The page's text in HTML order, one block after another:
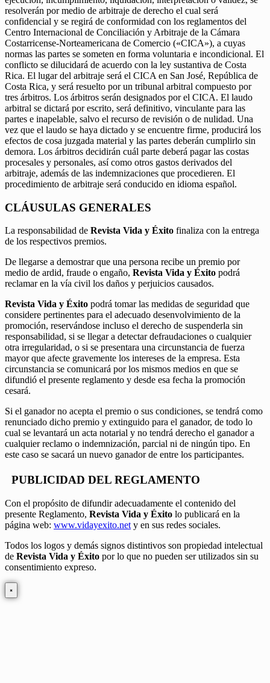
resolverán por medio de arbitraje de derecho el cual será
confidencial y se regirá de conformidad con los reglamentos del
Centro Internacional de Conciliación y Arbitraje de la Cámara
Costarricense-Norteamericana de Comercio («CICA»), a cuyas
normas las partes se someten en forma voluntaria e incondicional. El
conflicto se dilucidará de acuerdo con la ley sustantiva de Costa
Rica. El lugar del arbitraje será el CICA en San José, República de
Costa Rica, y será resuelto por un tribunal arbitral compuesto por
tres árbitros. Los árbitros serán designados por el CICA. El laudo
arbitral se dictará por escrito, será definitivo, vinculante para las
partes e inapelable, salvo el recurso de revisión o de nulidad. Una
vez que el laudo se haya dictado y se encuentre firme, producirá los
efectos de cosa juzgada material y las partes deberán cumplirlo sin
demora. Los árbitros decidirán cuál parte deberá pagar las costas
procesales y personales, así como otros gastos derivados del
arbitraje, además de las indemnizaciones que procedieren. El
procedimiento de arbitraje será conducido en idioma español.
CLÁUSULAS GENERALES
La responsabilidad de Revista Vida y Éxito finaliza con la entrega
de los respectivos premios.
De llegarse a demostrar que una persona recibe un premio por
medio de ardid, fraude o engaño, Revista Vida y Éxito podrá
reclamar en la vía civil los daños y perjuicios causados.
Revista Vida y Éxito podrá tomar las medidas de seguridad que
considere pertinentes para el adecuado desenvolvimiento de la
promoción, reservándose incluso el derecho de suspenderla sin
responsabilidad, si se llegar a detectar defraudaciones o cualquier
otra irregularidad, o si se presentara una circunstancia de fuerza
mayor que afecte gravemente los intereses de la empresa. Esta
circunstancia se comunicará por los mismos medios en que se
difundió el presente reglamento y desde esa fecha la promoción
cesará.
Si el ganador no acepta el premio o sus condiciones, se tendrá como
renunciado dicho premio y extinguido para el ganador, de todo lo
cual se levantará un acta notarial y no tendrá derecho el ganador a
cualquier reclamo o indemnización, parcial ni de ningún tipo. En
este caso se sacará un nuevo ganador de entre los participantes.
PUBLICIDAD DEL REGLAMENTO
Con el propósito de difundir adecuadamente el contenido del
presente Reglamento, Revista Vida y Éxito lo publicará en la
página web: www.vidayexito.net y en sus redes sociales.
Todos los logos y demás signos distintivos son propiedad intelectual
de Revista Vida y Éxito por lo que no pueden ser utilizados sin su
consentimiento expreso.
×